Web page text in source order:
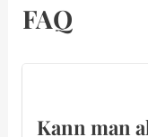
FAQ
Kann man